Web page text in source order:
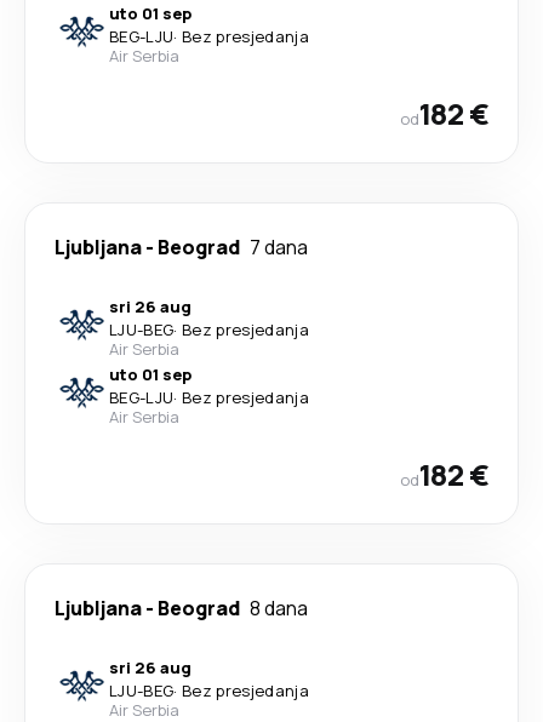
uto 01 sep
BEG-LJU· Bez presjedanja
Air Serbia
od182 €
Ljubljana- Beograd 7 dana
sri 26 aug
LJU-BEG· Bez presjedanja
Air Serbia
uto 01 sep
BEG-LJU· Bez presjedanja
Air Serbia
od182 €
Ljubljana- Beograd 8 dana
sri 26 aug
LJU-BEG· Bez presjedanja
Air Serbia